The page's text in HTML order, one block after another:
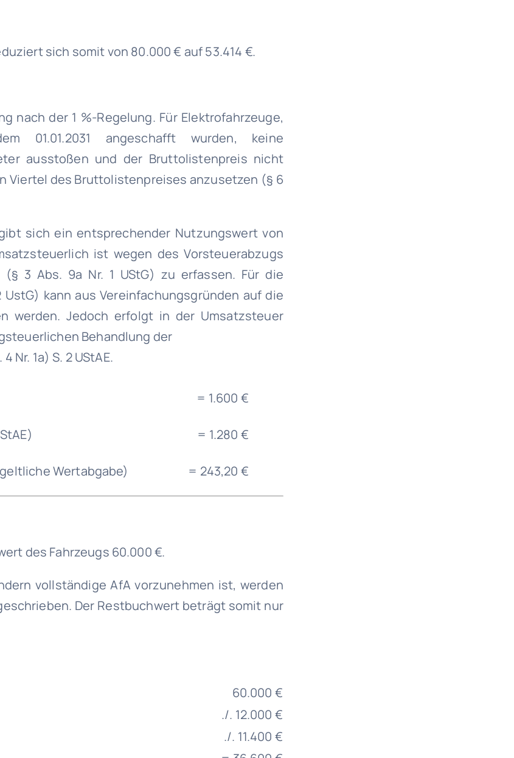
sich somit von 80.000 € auf 53.414 €.
nach der 1 %-Regelung. Für Elektrofahrzeuge,
01.01.2031 angeschafft wurden, keine
ausstoßen und der Bruttolistenpreis nicht
Viertel des Bruttolistenpreises anzusetzen (§ 6
sich ein entsprechender Nutzungswert von
ist wegen des Vorsteuerabzugs
3 Abs. 9a Nr. 1 UStG) zu erfassen. Für die
UstG) kann aus Vereinfachungsgründen auf die
werden. Jedoch erfolgt in der Umsatzsteuer
Behandlung der
Nr. 1a) S. 2 UStAE.
= 1.600 €
= 1.280 €
Wertabgabe) = 243,20 €
des Fahrzeugs 60.000 €.
vollständige AfA vorzunehmen ist, werden
Der Restbuchwert beträgt somit nur
60.000 €
./. 12.000 €
./. 11.400 €